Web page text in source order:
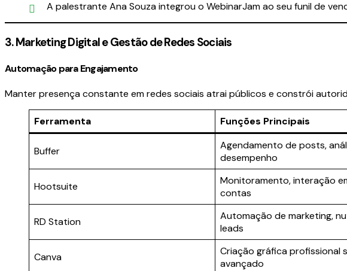
A palestrante Ana Souza integrou o WebinarJam ao seu funil de
3. Marketing Digital e Gestão de Redes Sociais
Automação para Engajamento
Manter presença constante em redes sociais atrai públicos e constrói
Ferramenta Funções Principais
Buffer
Agendamento de posts,
desempenho
Hootsuite
Monitoramento, interação
contas
RD Station
Automação de marketing,
leads
Canva
Criação gráfica profissional
avançado